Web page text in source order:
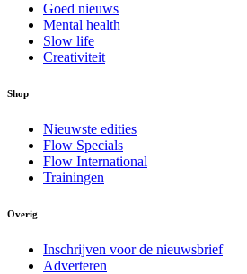
Goed nieuws
Mental health
Slow life
Creativiteit
Shop
Nieuwste edities
Flow Specials
Flow International
Trainingen
Overig
Inschrijven voor de nieuwsbrief
Adverteren